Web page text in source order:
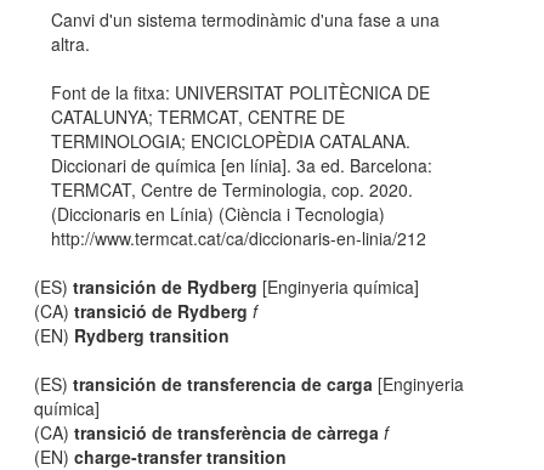
Canvi d'un sistema termodinàmic d'una fase a una
altra.
Font de la fitxa: UNIVERSITAT POLITÈCNICA DE
CATALUNYA; TERMCAT, CENTRE DE
TERMINOLOGIA; ENCICLOPÈDIA CATALANA.
Diccionari de química [en línia]. 3a ed. Barcelona:
TERMCAT, Centre de Terminologia, cop. 2020.
(Diccionaris en Línia) (Ciència i Tecnologia)
http://www.termcat.cat/ca/diccionaris-en-linia/212
(ES)transición de Rydberg [Enginyeria química]
(CA)transició de Rydberg f
(EN) Rydberg transition
(ES)transición de transferencia de carga [Enginyeria
química]
(CA)transició de transferència de càrrega f
(EN)charge-transfer transition